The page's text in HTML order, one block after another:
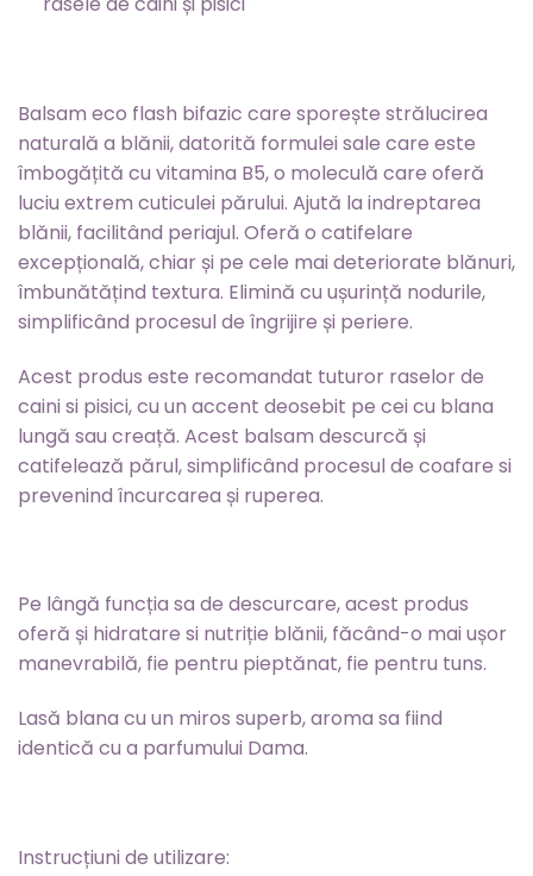
Balsam eco flash bifazic care sporește strălucirea
naturală a blănii, datorită formulei sale care este
îmbogățită cu vitamina B5, o moleculă care oferă
luciu extrem cuticulei părului. Ajută la indreptarea
blănii, facilitând periajul. Oferă o catifelare
excepțională, chiar și pe cele mai deteriorate blănuri,
îmbunătățind textura. Elimină cu ușurință nodurile,
simplificând procesul de îngrijire și periere.
Acest produs este recomandat tuturor raselor de
caini si pisici, cu un accent deosebit pe cei cu blana
lungă sau creață. Acest balsam descurcă și
catifelează părul, simplificând procesul de coafare si
prevenind încurcarea și ruperea.
Pe lângă funcția sa de descurcare, acest produs
oferă și hidratare si nutriție blănii, făcând-o mai ușor
manevrabilă, fie pentru pieptănat, fie pentru tuns.
Lasă blana cu un miros superb, aroma sa fiind
identică cu a parfumului Dama.
Instrucțiuni de utilizare: